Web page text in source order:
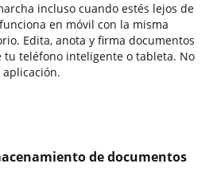
incluso cuando estés lejos de
en móvil con la misma
Edita, anota y firma documentos
tu teléfono inteligente o tableta. No
de documentos